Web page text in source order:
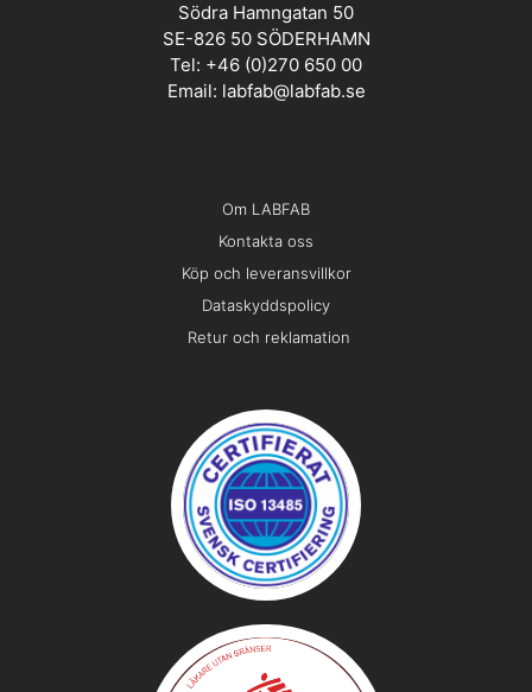
Södra Hamngatan 50
SE-826 50 SÖDERHAMN
Tel: +46 (0)270 650 00
Email: labfab@labfab.se
Om LABFAB
Kontakta oss
Köp och leveransvillkor
Dataskyddspolicy
Retur och reklamation